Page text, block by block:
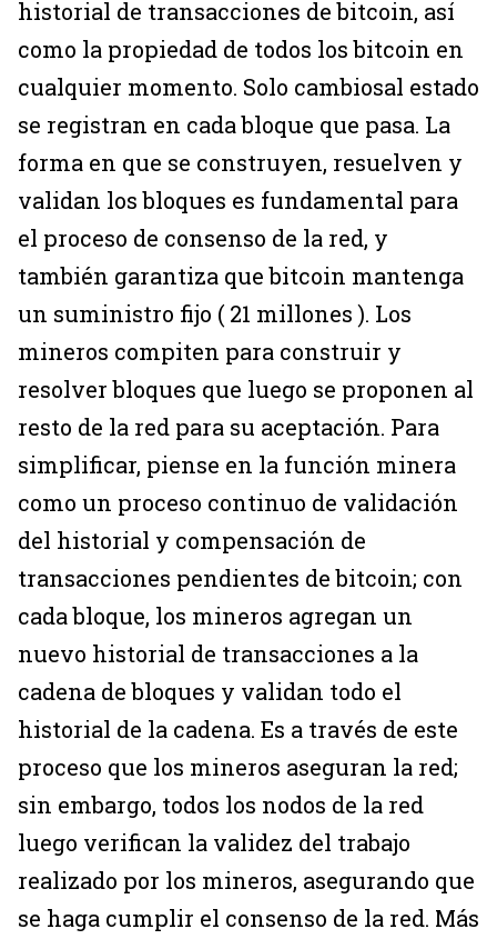
historial de transacciones de bitcoin, así
como la propiedad de todos los bitcoin en
cualquier momento. Solo cambiosal estado
se registran en cada bloque que pasa. La
forma en que se construyen, resuelven y
validan los bloques es fundamental para
el proceso de consenso de la red, y
también garantiza que bitcoin mantenga
un suministro fijo ( 21 millones ). Los
mineros compiten para construir y
resolver bloques que luego se proponen al
resto de la red para su aceptación. Para
simplificar, piense en la función minera
como un proceso continuo de validación
del historial y compensación de
transacciones pendientes de bitcoin; con
cada bloque, los mineros agregan un
nuevo historial de transacciones a la
cadena de bloques y validan todo el
historial de la cadena. Es a través de este
proceso que los mineros aseguran la red;
sin embargo, todos los nodos de la red
luego verifican la validez del trabajo
realizado por los mineros, asegurando que
se haga cumplir el consenso de la red. Más